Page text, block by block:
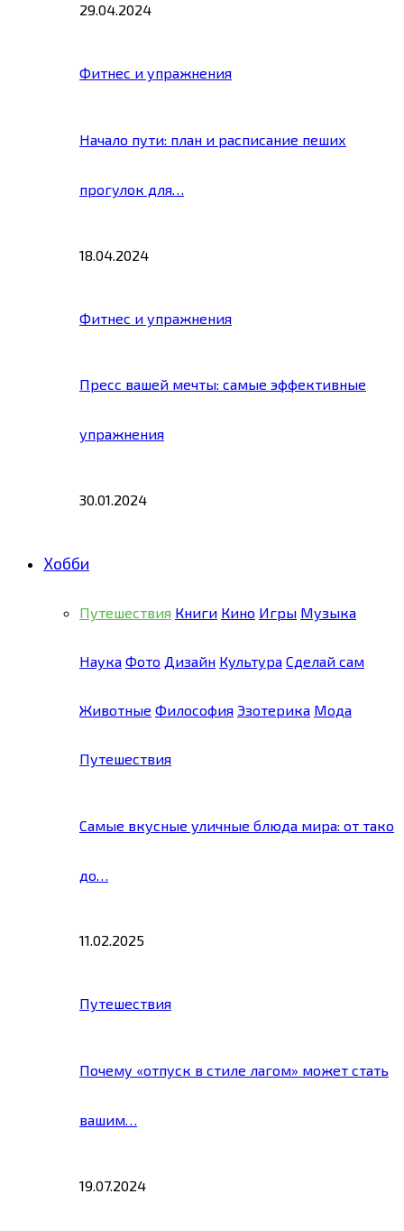
29.04.2024
Фитнес и упражнения
Начало пути: план и расписание пеших
прогулок для…
18.04.2024
Фитнес и упражнения
Пресс вашей мечты: самые эффективные
упражнения
30.01.2024
Хобби
Путешествия Книги Кино Игры Музыка
Наука Фото Дизайн Культура Сделай сам
Животные Философия Эзотерика Мода
Путешествия
Самые вкусные уличные блюда мира: от тако
до…
11.02.2025
Путешествия
Почему «отпуск в стиле лагом» может стать
вашим…
19.07.2024